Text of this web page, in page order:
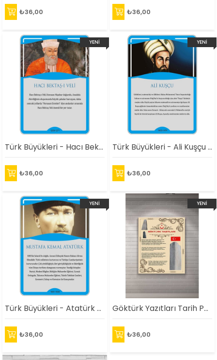
₺36,00 ₺36,00
Türk Büyükleri - Hacı Bektaş-ı Veli Afişi
₺36,00
YENI
ÜRÜN
Türk Büyükleri - Ali Kuşçu Afişi
₺36,00
YENI
Türk Büyükleri - Atatürk Afişi
₺36,00
YENI
Göktürk Yazıtları Tarih Posteri
₺36,00
YENI
ÜRÜN